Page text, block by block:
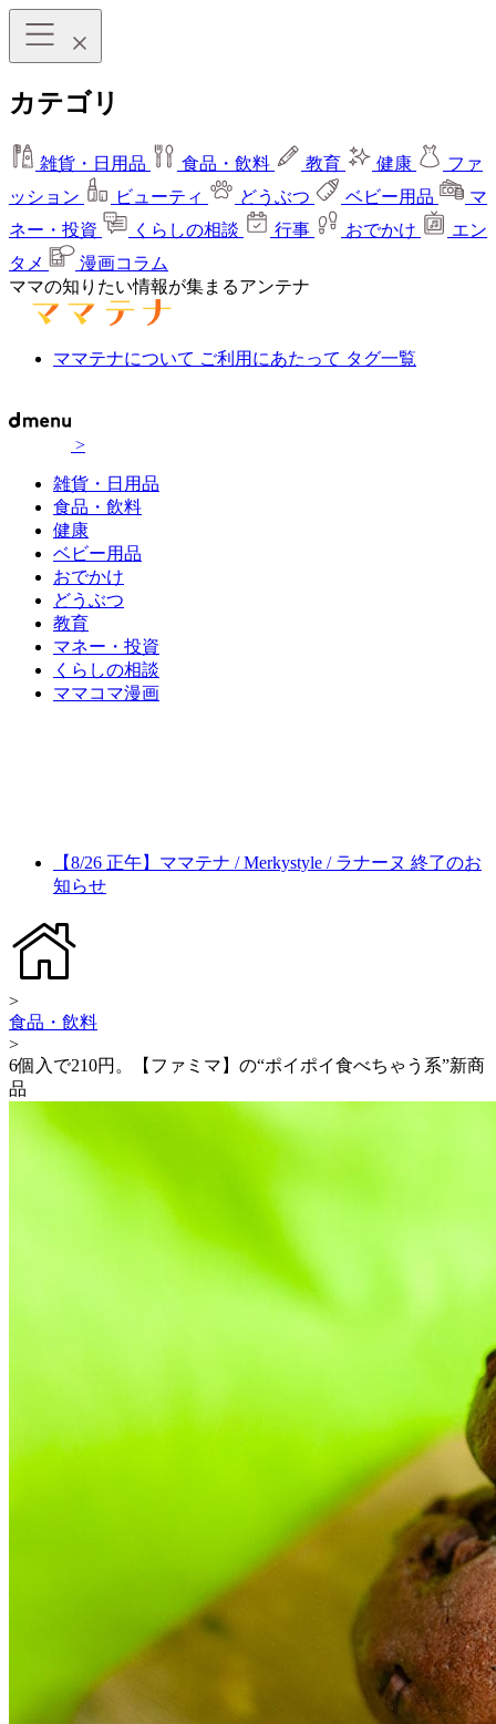
カテゴリ
雑貨・日用品 食品・飲料 教育 健康
ファ
ッション
ビューティ どうぶつ ベビー用品
マ
ネー・投資
くらしの相談 行事 おでかけ
エン
タメ
漫画コラム
ママの知りたい情報が集まるアンテナ
ママテナについて ご利用にあたって タグ一覧
>
雑貨・日用品
食品・飲料
健康
ベビー用品
おでかけ
どうぶつ
教育
マネー・投資
くらしの相談
ママコマ漫画
【8/26 正午】ママテナ / Merkystyle / ラナーヌ 終了のお
知らせ
>
食品・飲料
>
6個入で210円。【ファミマ】の“ポイポイ食べちゃう系”新商
品